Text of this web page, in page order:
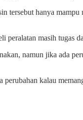
tersebut hanya
masih tugas
namun jika ada
kalau